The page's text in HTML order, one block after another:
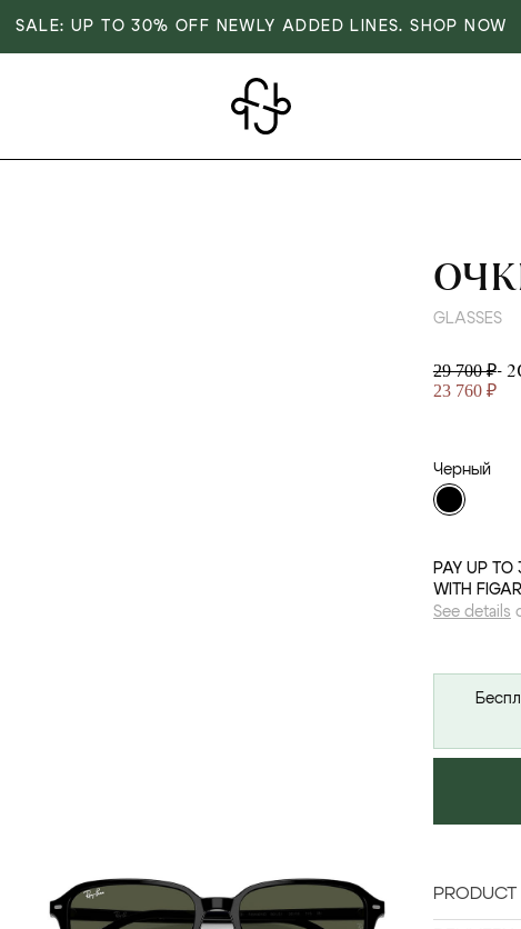
SALE: UP TO 30% OFF NEWLY ADDED LINES. SHOP NOW
GLASSES
29 700 ₽-
23 760 ₽
Черный
PAY UP TO
WITH
See details
PRODUCT